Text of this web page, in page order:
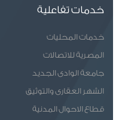
خدمات تفاعلية
خدمات المحليات
المصرية للاتصالات
جامعة الوادى الجديد
الشهر العقارى والتوثيق
قطاع الاحوال المدنية